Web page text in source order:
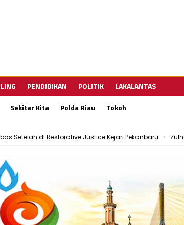
PENDIDIKAN POLITIK
LAKALANTAS
Sekitar Kita Polda Riau Tokoh
Setelah di Restorative Justice Kejari Pekanbaru
Setelah di Restorative Justice Kejari Pekanbaru
Pekanbaru Gelar Patroli Rutin
Setelah di Restorative Justice Kejari Pekanbaru
Pekanbaru Gelar Patroli Rutin PWI Pekanbaru dan